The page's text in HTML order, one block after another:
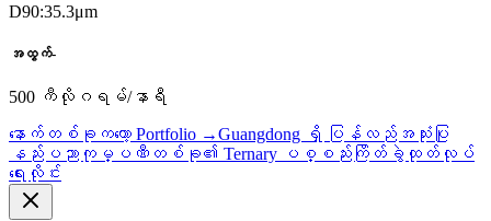
D90:35.3μm
အထွက်-
500 ကီလိုဂရမ်/နာရီ
နောက်တစ်ခုကတော့ Portfolio →Guangdong ရှိ ပြန်လည်အသုံးပြု
နည်းပညာကုမ္ပဏီတစ်ခု၏ Ternary ပစ္စည်းကြိတ်ခွဲထုတ်လုပ်
ရေးလိုင်း